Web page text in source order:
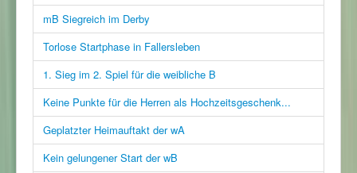
mB Siegreich im Derby
Torlose Startphase in Fallersleben
1. Sieg im 2. Spiel für die weibliche B
Keine Punkte für die Herren als Hochzeitsgeschenk...
Geplatzter Heimauftakt der wA
Kein gelungener Start der wB